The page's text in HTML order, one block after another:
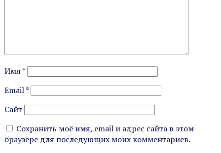
Имя*
Email*
Сайт
Сохранить моё имя, email и адрес сайта в этом
браузере для последующих моих комментариев.